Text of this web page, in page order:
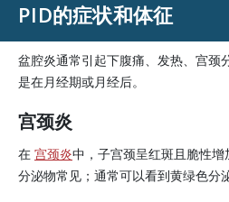
PID的症状和体征
盆腔炎通常引起下腹痛、发热、宫颈
是在月经期或月经后。
宫颈炎
在 宫颈炎中，子宫颈呈红斑且脆性
分泌物常见；通常可以看到黄绿色分